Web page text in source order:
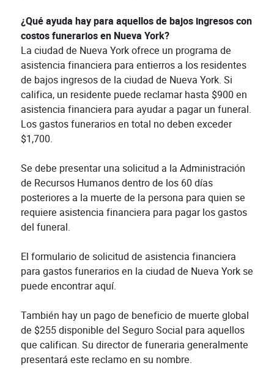
¿Qué ayuda hay para aquellos de bajos ingresos con
costos funerarios en Nueva York?
La ciudad de Nueva York ofrece un programa de
asistencia financiera para entierros a los residentes
de bajos ingresos de la ciudad de Nueva York. Si
califica, un residente puede reclamar hasta $900 en
asistencia financiera para ayudar a pagar un funeral.
Los gastos funerarios en total no deben exceder
$1,700.
Se debe presentar una solicitud a la Administración
de Recursos Humanos dentro de los 60 días
posteriores a la muerte de la persona para quien se
requiere asistencia financiera para pagar los gastos
del funeral.
El formulario de solicitud de asistencia financiera
para gastos funerarios en la ciudad de Nueva York se
puede encontrar aquí.
También hay un pago de beneficio de muerte global
de $255 disponible del Seguro Social para aquellos
que califican. Su director de funeraria generalmente
presentará este reclamo en su nombre.